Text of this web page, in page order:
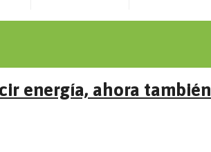
energía, ahora también